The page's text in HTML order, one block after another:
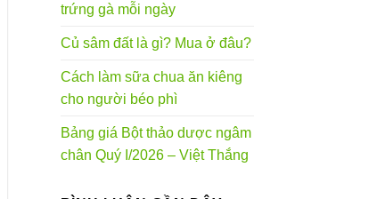
trứng gà mỗi ngày
Củ sâm đất là gì? Mua ở đâu?
Cách làm sữa chua ăn kiêng
cho người béo phì
Bảng giá Bột thảo dược ngâm
chân Quý I/2026 – Việt Thắng